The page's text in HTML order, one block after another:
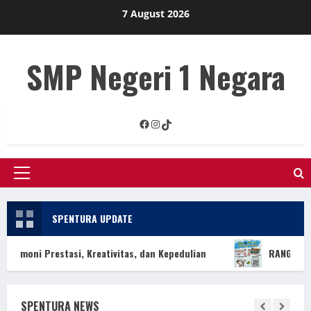
7 August 2026
SMP Negeri 1 Negara
Facebook
Instagram
TikTok
Primary
SPENTURA UPDATE
Prestasi, Kreativitas, dan Kepedulian RANGKAIAN
SPENTURA NEWS